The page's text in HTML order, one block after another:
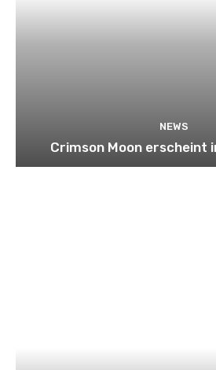
NEWS
Crimson Moon erscheint